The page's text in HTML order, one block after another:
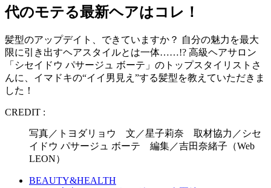
代のモテる最新ヘアはコレ！
髪型のアップデイト、できていますか？ 自分の魅力を最大
限に引き出すヘアスタイルとは一体……!? 高級ヘアサロン
「シセイドウ パサージュ ボーテ」のトップスタイリストさ
んに、イマドキの“イイ男見え”する髪型を教えていただきま
した！
CREDIT :
写真／トヨダリョウ 文／星子莉奈 取材協力／シセ
イドウ パサージュ ボーテ 編集／吉田奈緒子（Web
LEON）
BEAUTY&HEALTH